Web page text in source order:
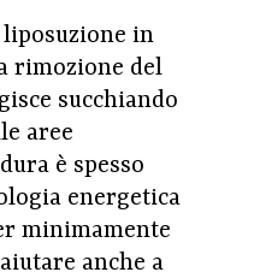
in
rimozione del
succhiando
aree
è spesso
energetica
minimamente
anche a